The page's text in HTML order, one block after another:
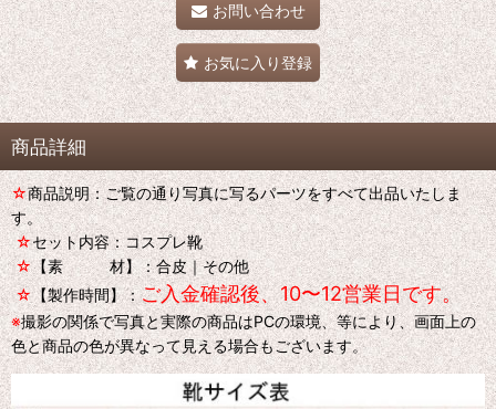
お問い合わせ
お気に入り登録
商品詳細
☆商品説明：ご覧の通り写真に写るパーツをすべて出品いたしま
す。
☆セット内容：コスプレ靴
☆【素 材】：合皮｜その他
☆【製作時間】：ご入金確認後、10〜12営業日です。
※撮影の関係で写真と実際の商品はPCの環境、等により、画面上の
色と商品の色が異なって見える場合もございます。